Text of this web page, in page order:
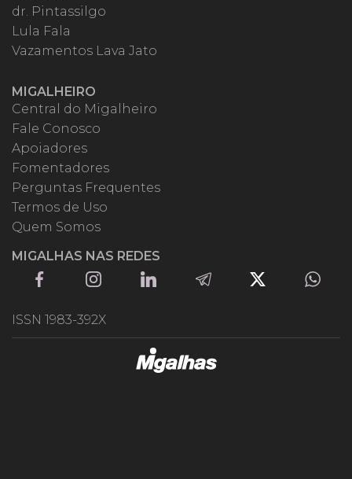
dr. Pintassilgo
Lula Fala
Vazamentos Lava Jato
MIGALHEIRO
Central do Migalheiro
Fale Conosco
Apoiadores
Fomentadores
Perguntas Frequentes
Termos de Uso
Quem Somos
MIGALHAS NAS REDES
ISSN 1983-392X